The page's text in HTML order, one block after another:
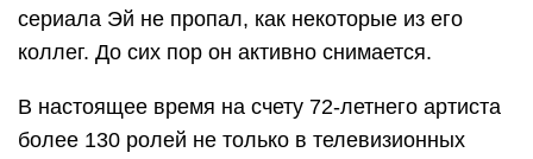
сериала Эй не пропал, как некоторые из его
коллег. До сих пор он активно снимается.
В настоящее время на счету 72-летнего артиста
более 130 ролей не только в телевизионных